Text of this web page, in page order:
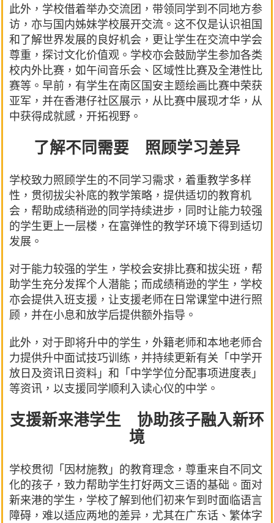
此外，学校借着举办交流团，带领同学到不同地方参
访，亦与国内姊妹学校展开交流。这不仅是认识祖国
和了解世界发展的良好机会，更让学生在交流中学会
尊重，探讨文化价值观。学校亦会鼓励学生参加各类
校内外比赛，如午间音乐会、区域性比赛及全港性比
赛等。早前，有学生在南区国安主题绘画比赛中荣获
亚军，并在香港仔社区展示，从比赛中展现才华，从
中获得成就感，开拓视野。
了解不同需要 照顾学习差异
学校致力照顾学生的不同学习需求，着重教学多样
性，贯彻拔尖补底的教学策略，提供适切的教育机
会，帮助成绩稍逊的同学持续进步，同时让能力较强
的学生更上一层楼，在富弹性的教学环境下得到适切
发展。
对于能力较强的学生，学校会安排比赛和拔尖班，帮
助学生充分发挥个人潜能；而成绩稍逊的学生，学校
亦会提供入班支援，让支援老师在日常课堂中进行照
顾，并在小息和放学后提供额外指导。
此外，对于即将升中的学生，外籍老师和本地老师合
力提供升中面试技巧训练，并持续更新有关「中学开
放日及资讯日资料」和「中学学位分配事项进度表」
等资讯，以支援同学顺利入读心仪的中学。
支援新来港学生 协助孩子融入新环
境
学校贯彻「因材施教」的教育理念，尊重来自不同文
化的孩子，致力帮助学生打好两文三语的基础。面对
新来港的学生，学校了解到他们初来乍到时面临语言
障碍，难以适应两地的差异，尤其在广东话、繁体字